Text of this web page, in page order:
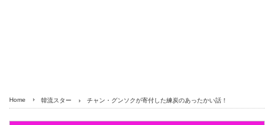
Home 韓流スター チャン・グンソクが寄付した練炭のあったかい話！